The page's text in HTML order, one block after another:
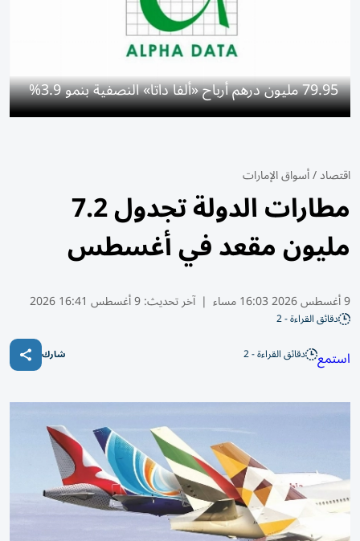
79.95 مليون درهم أرباح «ألفا داتا» النصفية بنمو 3.9%
اقتصاد/أسواق الإمارات
مطارات الدولة تجدول 7.2
مليون مقعد في أغسطس
9 أغسطس 2026 16:03 مساء | آخر تحديث:9 أغسطس 16:41 2026
دقائق القراءة - 2
استمع دقائق القراءة - 2 شارك